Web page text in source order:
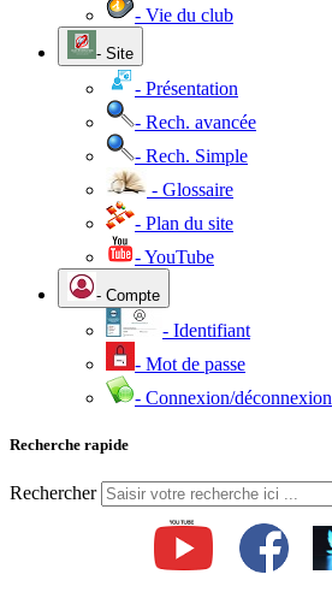
- Vie du club
- Site
- Présentation
- Rech. avancée
- Rech. Simple
- Glossaire
- Plan du site
- YouTube
- Compte
- Identifiant
- Mot de passe
- Connexion/déconnexion
Recherche rapide
Rechercher